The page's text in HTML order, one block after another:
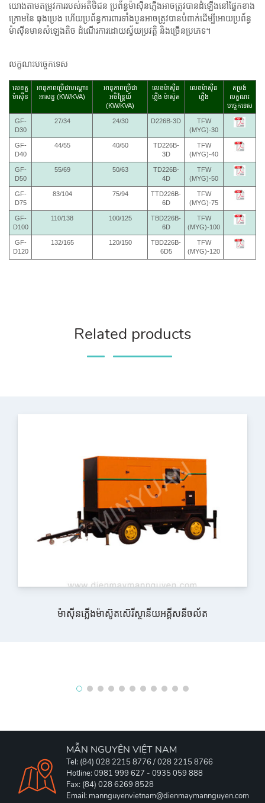
យោងតាមតម្រូវការរបស់អតិថិជន ប្រព័ន្ធម៉ាស៊ីនភ្លើងអាចត្រូវបានដំឡើងនៅផ្នែកខាង
ក្រោមនៃ ធុងប្រេង ហើយប្រព័ន្ធការពារទាំងបួនអាចត្រូវបានបំពាក់ដើម្បីអោយប្រព័ន្ធ
ម៉ាស៊ីនមានសំឡេងតិច ដំណើរការដោយស្វ័យប្រវត្តិ និងច្រើនប្រភេទ។
លក្ខណះបច្ចេកទេស
លេខតួ
ម៉ាស៊ីន
អានុភាពប្រើជាបណ្តោះ
អាសន្ន (KW/KVA)
អានុភាពប្រើជា
អចិន្រៃ្តយ៍
(KW/KVA)
លេខម៉ាស៊ីន
ភ្លើង ម៉ាស៊ូត
លេខម៉ាស៊ីន
ភ្លើង
តម្រង់
លក្ខណះ
បច្ចេកទេស
GF-
D30
27/34 24/30 D226B-3D
TFW
(MYG)-30
GF-
D40
44/55 40/50
TD226B-
3D
TFW
(MYG)-40
GF-
D50
55/69 50/63
TD226B-
4D
TFW
(MYG)-50
GF-
D75
83/104 75/94
TTD226B-
6D
TFW
(MYG)-75
GF-
D100
110/138 100/125
TBD226B-
6D
TFW
(MYG)-100
GF-
D120
132/165 120/150
TBD226B-
6D5
TFW
(MYG)-120
Related products
ម៉ាស៊ីនភ្លើងម៉ាស៊ូតស៊េរីស្ថានីយអគី្គសនីចល័ត
MẪN NGUYÊN VIỆT NAM
Tel: (84) 028 2215 8776 / 028 2215 8766
Hotline: 0981 999 627 - 0935 059 888
Fax: (84) 028 6269 8528
Email: mannguyenvietnam@dienmaymannguyen.com